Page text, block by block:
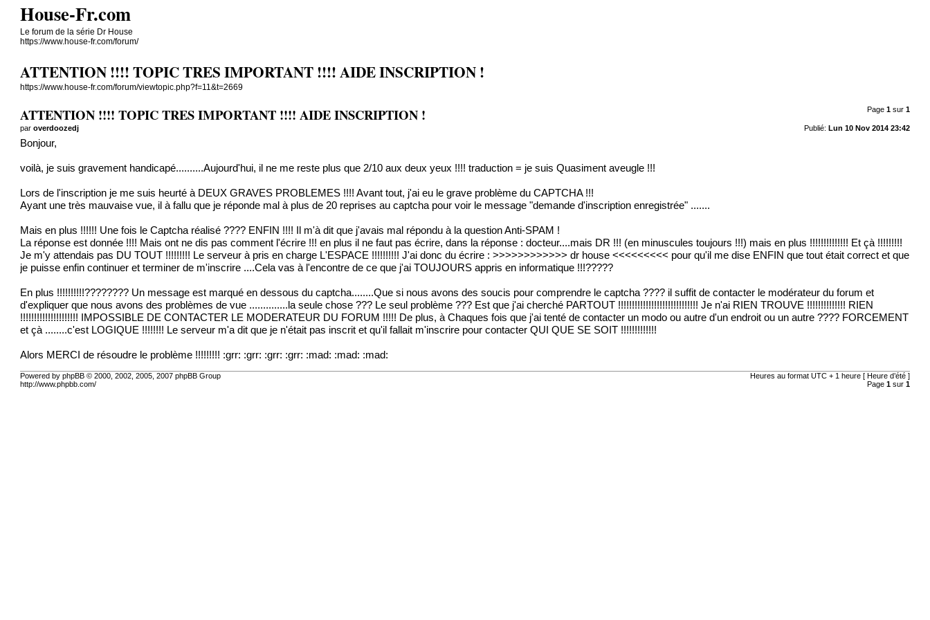
House-Fr.com
Le forum de la série Dr House
https://www.house-fr.com/forum/
ATTENTION !!!! TOPIC TRES IMPORTANT !!!! AIDE INSCRIPTION !
https://www.house-fr.com/forum/viewtopic.php?f=11&t=2669
Page 1sur 1
ATTENTION !!!! TOPIC TRES IMPORTANT !!!! AIDE INSCRIPTION !
Publié: Lun 10 Nov 2014 23:42
paroverdoozedj
Bonjour,
voilà, je suis gravement handicapé..........Aujourd'hui, il ne me reste plus que 2/10 aux deux yeux !!!! traduction = je suis Quasiment aveugle !!!
Lors de l'inscription je me suis heurté à DEUX GRAVES PROBLEMES !!!! Avant tout, j'ai eu le grave problème du CAPTCHA !!!
Ayant une très mauvaise vue, il à fallu que je réponde mal à plus de 20 reprises au captcha pour voir le message "demande d'inscription enregistrée" .......
Mais en plus !!!!!! Une fois le Captcha réalisé ???? ENFIN !!!! Il m'à dit que j'avais mal répondu à la question Anti-SPAM !
La réponse est donnée !!!! Mais ont ne dis pas comment l'écrire !!! en plus il ne faut pas écrire, dans la réponse : docteur....mais DR !!! (en minuscules toujours !!!) mais en plus !!!!!!!!!!!!!! Et çà !!!!!!!!!
Je m'y attendais pas DU TOUT !!!!!!!!! Le serveur à pris en charge L'ESPACE !!!!!!!!!! J'ai donc du écrire : >>>>>>>>>>>> dr house <<<<<<<<< pour qu'il me dise ENFIN que tout était correct et que
je puisse enfin continuer et terminer de m'inscrire ....Cela vas à l'encontre de ce que j'ai TOUJOURS appris en informatique !!!?????
En plus !!!!!!!!!!???????? Un message est marqué en dessous du captcha........Que si nous avons des soucis pour comprendre le captcha ???? il suffit de contacter le modérateur du forum et
d'expliquer que nous avons des problèmes de vue ..............la seule chose ??? Le seul problème ??? Est que j'ai cherché PARTOUT !!!!!!!!!!!!!!!!!!!!!!!!!!!!! Je n'ai RIEN TROUVE !!!!!!!!!!!!!! RIEN
!!!!!!!!!!!!!!!!!!!!! IMPOSSIBLE DE CONTACTER LE MODERATEUR DU FORUM !!!!! De plus, à Chaques fois que j'ai tenté de contacter un modo ou autre d'un endroit ou un autre ???? FORCEMENT
et çà ........c'est LOGIQUE !!!!!!!! Le serveur m'a dit que je n'était pas inscrit et qu'il fallait m'inscrire pour contacter QUI QUE SE SOIT !!!!!!!!!!!!!
Alors MERCI de résoudre le problème !!!!!!!!! :grr: :grr: :grr: :grr: :mad: :mad: :mad:
Heures au format UTC + 1 heure [ Heure d’été ]
Page 1sur 1
Powered by phpBB © 2000, 2002, 2005, 2007 phpBB Group
http://www.phpbb.com/